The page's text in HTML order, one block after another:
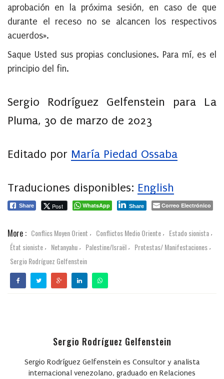
aprobación en la próxima sesión, en caso de que
durante el receso no se alcancen los respectivos
acuerdos».
Saque Usted sus propias conclusiones. Para mí, es el
principio del fin.
Sergio Rodríguez Gelfenstein para La
Pluma, 30 de marzo de 2023
Editado por María Piedad Ossaba
Traduciones disponibles: English
Share Post WhatsApp Share Correo Electrónico
More : Conflics Moyen Orient , Conflictos Medio Oriente , Estado sionista ,
État sioniste , Netanyahu , Palestine/Israël , Protestas/ Manifestaciones ,
Sergio Rodríguez Gelfenstein
Sergio Rodríguez Gelfenstein
Sergio Rodríguez Gelfenstein es Consultor y analista
internacional venezolano, graduado en Relaciones